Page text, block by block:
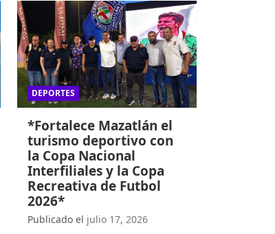
DEPORTES
*Fortalece Mazatlán el
turismo deportivo con
la Copa Nacional
Interfiliales y la Copa
Recreativa de Futbol
2026*
Publicado el julio 17, 2026